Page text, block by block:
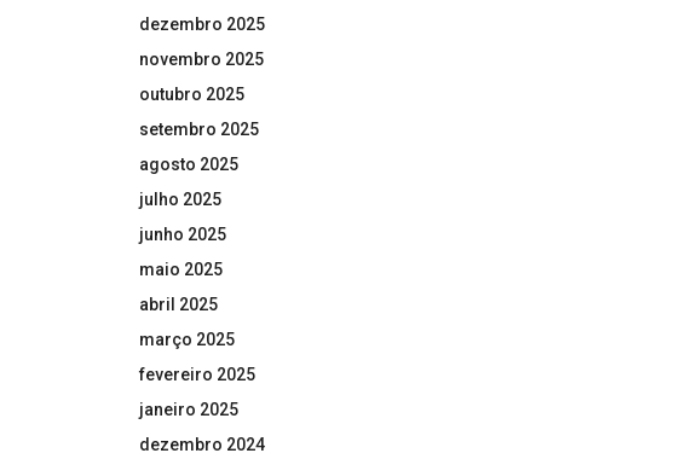
dezembro 2025
novembro 2025
outubro 2025
setembro 2025
agosto 2025
julho 2025
junho 2025
maio 2025
abril 2025
março 2025
fevereiro 2025
janeiro 2025
dezembro 2024